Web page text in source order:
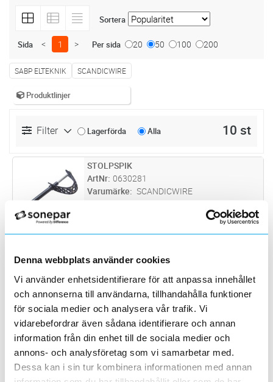
Denna webbplats använder cookies
Vi använder enhetsidentifierare för att anpassa innehållet
och annonserna till användarna, tillhandahålla funktioner
för sociala medier och analysera vår trafik. Vi
vidarebefordrar även sådana identifierare och annan
information från din enhet till de sociala medier och
annons- och analysföretag som vi samarbetar med.
Dessa kan i sin tur kombinera informationen med annan
Sortera
Sida < 1 > Per sida 20 50 100 200
SABP ELTEKNIK SCANDICWIRE
Produktlinjer
Filter Lagerförda Alla 10 st
ST Lägg i kundvagn
STOLPSPIK
ArtNr 0630281
Varumärke
SCANDICWIRE
M Lägg i kundvagn
NAJTRÅD ROSTFRI GRÅ
Varumärke SCANDICWIRE
m.
M Lägg i kundvagn
BÄRTRÅD PLASTAD GRÅ.
ArtNr 0630059
Varumärke SCANDICWIRE
Bärtråd plastad grå 5,2 mm.
ST Lägg i kundvagn
BARDUNLÅS FE60